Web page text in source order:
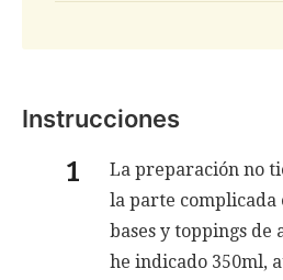
Instrucciones
La preparación no
la parte complicada
bases y toppings de
he indicado 350ml,